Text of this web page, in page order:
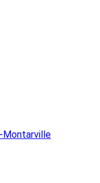
Montarville